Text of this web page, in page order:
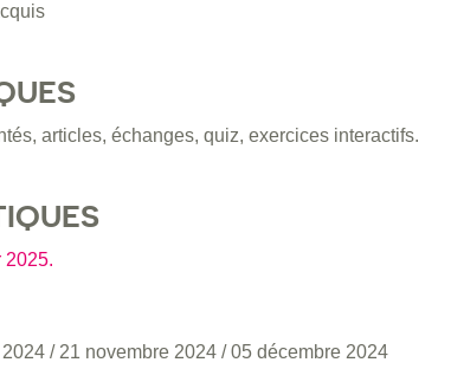
articles, échanges, quiz, exercices interactifs.
2025.
/ 21 novembre 2024 /05 décembre 2024